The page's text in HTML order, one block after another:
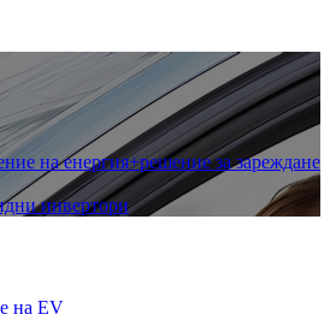
на енергия+решение за зареждане
инвертори
на EV